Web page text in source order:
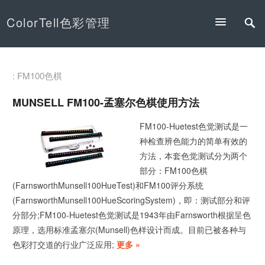
ColorTell色彩管理
: FM100色棋
MUNSELL FM100-孟塞尔色棋使用方法
FM100-Huetest色觉测试是一
种检查辨色能力的简单有效的
方法，本套色觉测试分为两个
部分：FM100色棋
(FarnsworthMunsell100HueTest)和FM100评分系统
(FarnsworthMunsell100HueScoringSystem)，即：测试部分和评
分部分;FM100-Huetest色觉测试是1943年由Farnsworth根据呈色
原理，选用标准孟塞尔(Munsell)色样设计而成。目前已被各种与
色彩打交道的行业广泛应用; 更多 »